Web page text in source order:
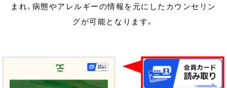
まれ、 病態やアレルギーの情報を元にしたカウンセリン
グが可能となります。